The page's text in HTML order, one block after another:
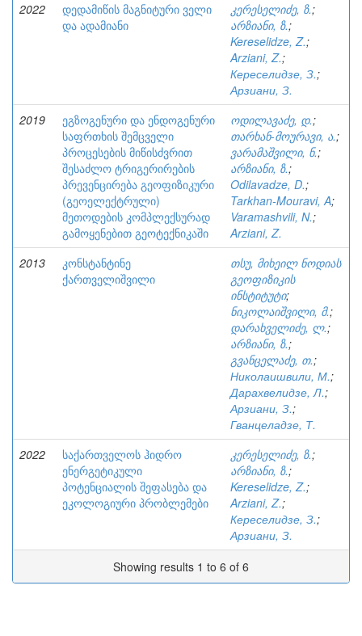
2022
დედამიწის მაგნიტური ველი
და ადამიანი
კერესელიძე, ზ.;
არზიანი, ზ.;
Kereselidze, Z.;
Arziani, Z.;
Кереселидзе, З.;
Арзиани, З.
2019
ეგზოგენური და ენდოგენური
საფრთხის შემცველი
პროცესების მიწისძვრით
შესაძლო ტრიგერირების
პრევენცირება გეოფიზიკური
(გეოელექტრული)
მეთოდების კომპლექსურად
გამოყენებით გეოტექნიკაში
ოდილავაძე, დ.;
თარხან-მოურავი, ა.;
ვარამაშვილი, ნ.;
არზიანი, ზ.;
Odilavadze, D.;
Tarkhan-Mouravi, A;
Varamashvili, N.;
Arziani, Z.
2013
კონსტანტინე
ქართველიშვილი
თსუ, მიხეილ ნოდიას
გეოფიზიკის
ინსტიტუტი;
ნიკოლაიშვილი, მ.;
დარახველიძე, ლ.;
არზიანი, ზ.;
გვანცელაძე, თ.;
Николаишвили, М.;
Дарахвелидзе, Л.;
Арзиани, З.;
Гванцеладзе, Т.
2022
საქართველოს ჰიდრო
ენერგეტიკული
პოტენციალის შეფასება და
ეკოლოგიური პრობლემები
კერესელიძე, ზ.;
არზიანი, ზ.;
Kereselidze, Z.;
Arziani, Z.;
Кереселидзе, З.;
Арзиани, З.
Showing results 1 to 6 of 6